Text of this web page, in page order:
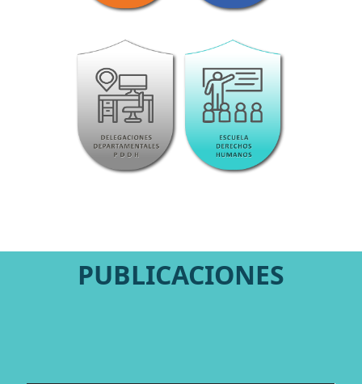
PUBLICACIONES